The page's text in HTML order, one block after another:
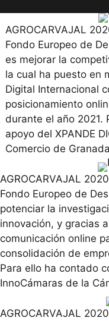
AGROCARVAJAL
Fondo Europeo de
es mejorar la
la cual ha puesto en
Digital Internacional
posicionamiento
durante el año 2021.
apoyo del XPANDE
Comercio de
AGROCARVAJAL
Fondo Europeo de
potenciar la
innovación, y gracias
comunicación online
consolidación de
Para ello ha contado
InnoCámaras de la
AGROCARVAJAL